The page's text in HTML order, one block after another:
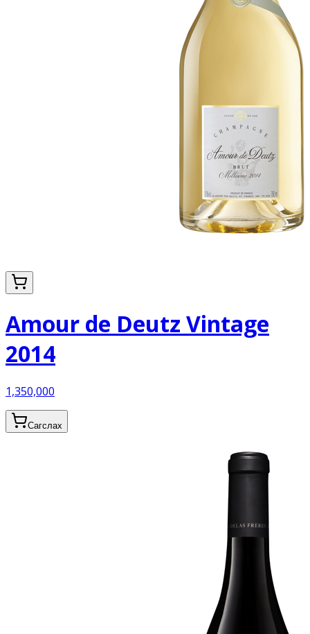
Amour de Deutz Vintage
2014
1,350,000
Сагслах